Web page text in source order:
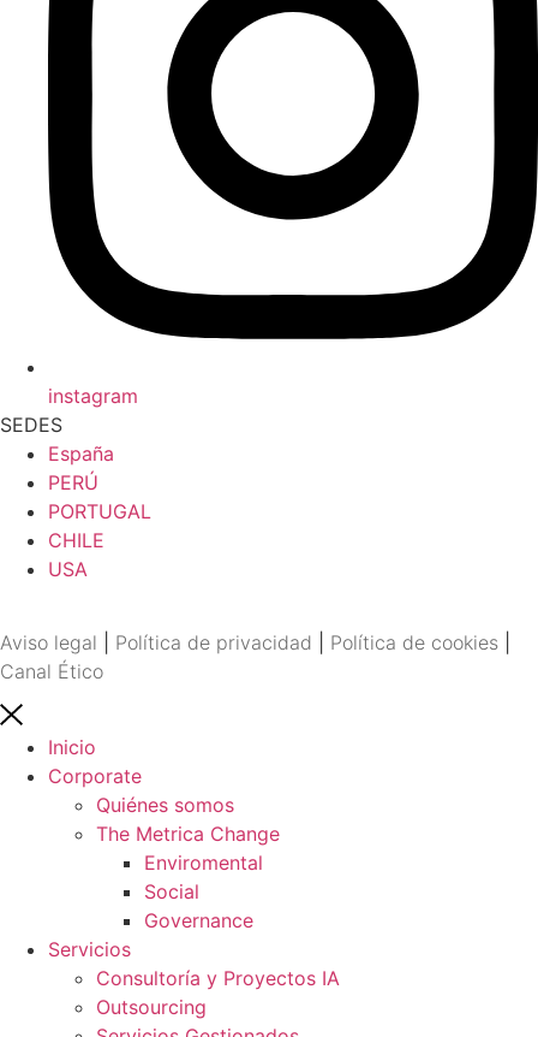
instagram
SEDES
España
PERÚ
PORTUGAL
CHILE
USA
Aviso legal Política de privacidad Política de cookies
Canal Ético
Inicio
Corporate
Quiénes somos
The Metrica Change
Enviromental
Social
Governance
Servicios
Consultoría y Proyectos IA
Outsourcing